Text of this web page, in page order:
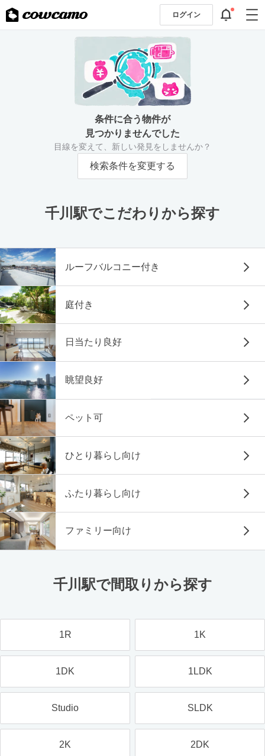
ログイン
条件に合う物件が
見つかりませんでした
目線を変えて、新しい発見をしませんか？
検索条件を変更する
千川駅でこだわりから探す
ルーフバルコニー付き
庭付き
日当たり良好
眺望良好
ペット可
ひとり暮らし向け
ふたり暮らし向け
ファミリー向け
千川駅で間取りから探す
1R 1K
1DK 1LDK
Studio SLDK
2K 2DK